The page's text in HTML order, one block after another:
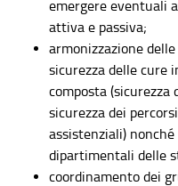
emergere eventuali
attiva e passiva;
armonizzazione
sicurezza delle cure
composta
sicurezza dei
assistenziali)
dipartimentali delle
coordinamento dei